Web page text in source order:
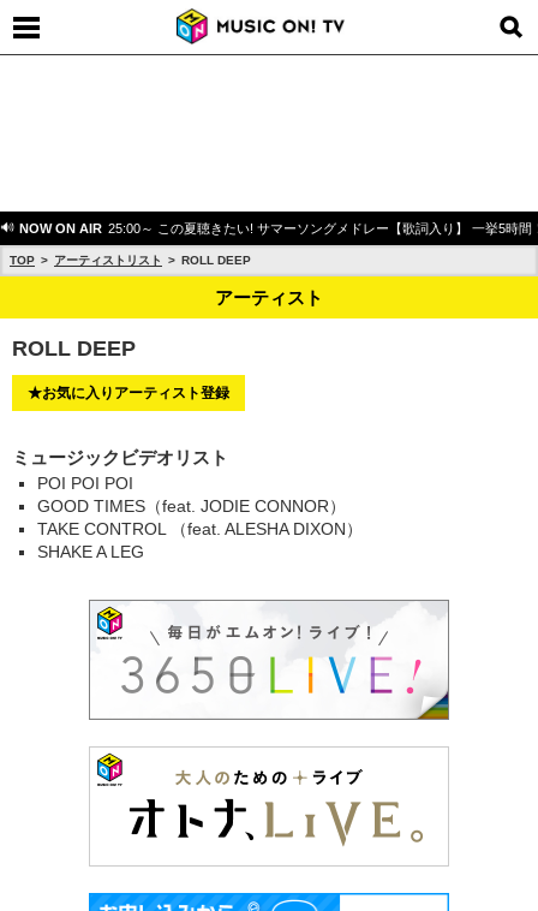
NOW ON AIR 25:00～ この夏聴きたい! サマーソングメドレー【歌詞入り】 一挙5時間
TOP アーティストリスト ROLL DEEP
アーティスト
ROLL DEEP
★お気に入りアーティスト登録
ミュージックビデオリスト
POI POI POI
GOOD TIMES（feat. JODIE CONNOR）
TAKE CONTROL （feat. ALESHA DIXON）
SHAKE A LEG